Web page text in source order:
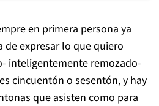
en primera persona ya
de expresar lo que quiero
inteligentemente remozado-
cincuentón o sesentón, y hay
que asisten como para